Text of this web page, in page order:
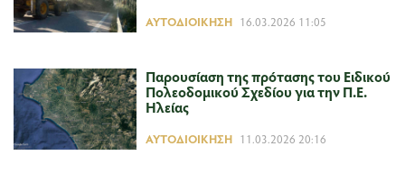
ΑΥΤΟΔΙΟΊΚΗΣΗ 16.03.2026 11:05
Παρουσίαση της πρότασης του Ειδικού
Πολεοδομικού Σχεδίου για την Π.Ε.
Ηλείας
ΑΥΤΟΔΙΟΊΚΗΣΗ 11.03.2026 20:16